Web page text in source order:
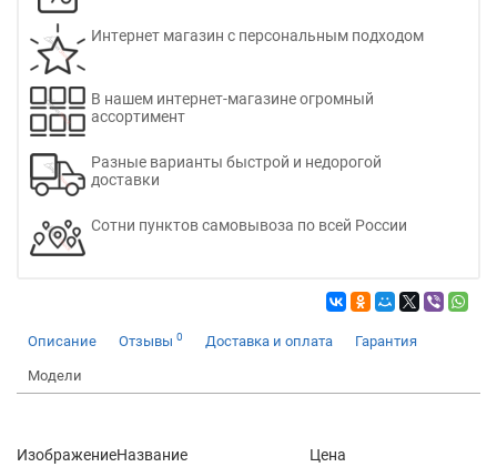
Интернет магазин с персональным подходом
В нашем интернет-магазине огромный
ассортимент
Разные варианты быстрой и недорогой
доставки
Сотни пунктов самовывоза по всей России
Описание Отзывы 0 Доставка и оплата Гарантия
Модели
ИзображениеНазвание Цена